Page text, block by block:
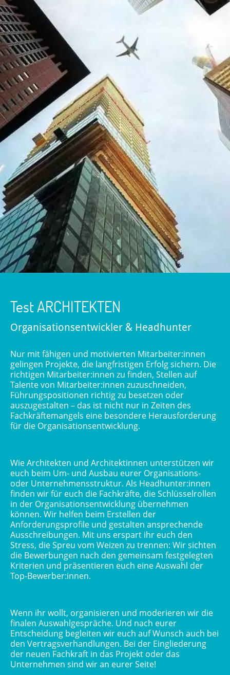
Test ARCHITEKTEN
Organisationsentwickler & Headhunter
Nur mit fähigen und motivierten Mitarbeiter:innen
gelingen Projekte, die langfristigen Erfolg sichern. Die
richtigen Mitarbeiter:innen zu finden, Stellen auf
Talente von Mitarbeiter:innen zuzuschneiden,
Führungspositionen richtig zu besetzen oder
auszugestalten – das ist nicht nur in Zeiten des
Fachkräftemangels eine besondere Herausforderung
für die Organisationsentwicklung.
Wie Architekten und Architektinnen unterstützen wir
euch beim Um- und Ausbau eurer Organisations-
oder Unternehmensstruktur. Als Headhunter:innen
finden wir für euch die Fachkräfte, die Schlüsselrollen
in der Organisationsentwicklung übernehmen
können. Wir helfen beim Erstellen der
Anforderungsprofile und gestalten ansprechende
Ausschreibungen. Mit uns erspart ihr euch den
Stress, die Spreu vom Weizen zu trennen: Wir sichten
die Bewerbungen nach den gemeinsam festgelegten
Kriterien und präsentieren euch eine Auswahl der
Top-Bewerber:innen.
Wenn ihr wollt, organisieren und moderieren wir die
finalen Auswahlgespräche. Und nach eurer
Entscheidung begleiten wir euch auf Wunsch auch bei
den Vertragsverhandlungen. Bei der Eingliederung
der neuen Fachkraft in das Projekt oder das
Unternehmen sind wir an eurer Seite!